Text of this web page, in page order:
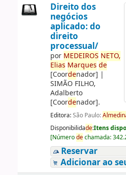
Direito dos
negócios
aplicado: do
direito
processual/
por MEDEIROS NETO,
Elias Marques de
[Coordenador] |
SIMÃO FILHO,
Adalberto
[Coordenador].
Editora:São Paulo:
Disponibilidade:Itens
[Númerodechamada:
Reservar
Adicionar ao